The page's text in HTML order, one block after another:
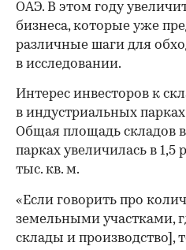
ОАЭ. В этом году
бизнеса, которые уже
различные шаги для
в исследовании.
Интерес инвесторов к
в индустриальных
Общая площадь складов
парках увеличилась в 1,5
тыс. кв. м.
«Если говорить про
земельными участками,
склады и производство],